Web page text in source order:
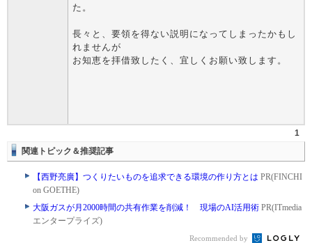
た。
長々と、要領を得ない説明になってしまったかもし
れませんが
お知恵を拝借致したく、宜しくお願い致します。
1
関連トピック＆推奨記事
【西野亮廣】つくりたいものを追求できる環境の作り方とは PR(FINCHI
on GOETHE)
大阪ガスが月2000時間の共有作業を削減！ 現場のAI活用術 PR(ITmedia
エンタープライズ)
Recommended by